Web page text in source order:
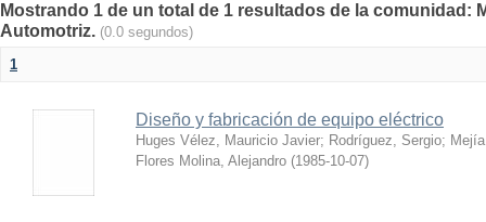
Mostrando 1 de un total de 1 resultados de la comunidad:
Automotriz. (0.0 segundos)
1
Diseño y fabricación de equipo eléctrico
Huges Vélez, Mauricio Javier; Rodríguez, Sergio;
Flores Molina, Alejandro (1985-10-07)